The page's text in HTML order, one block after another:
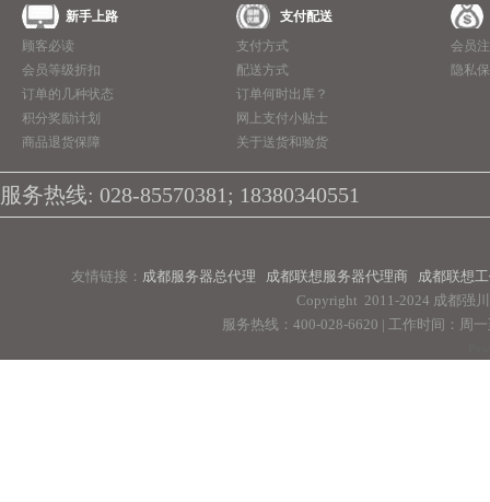
新手上路
顾客必读
会员等级折扣
订单的几种状态
积分奖励计划
商品退货保障
支付配送
支付方式
配送方式
订单何时出库？
网上支付小贴士
关于送货和验货
会员
隐私
服务热线: 028-85570381; 18380340551
友情链接： 成都服务器总代理 成都联想服务器代理商
成都联想
Copyright 2011-2024 成都强
服务热线：400-028-6620 | 工作时间：周